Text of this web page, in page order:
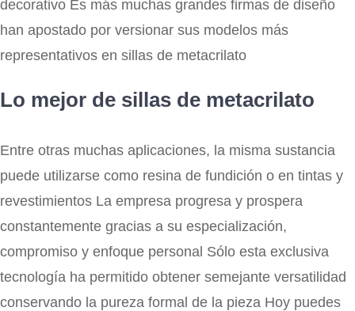
decorativo Es más muchas grandes firmas de diseño
han apostado por versionar sus modelos más
representativos en sillas de metacrilato
Lo mejor de sillas de metacrilato
Entre otras muchas aplicaciones, la misma sustancia
puede utilizarse como resina de fundición o en tintas y
revestimientos La empresa progresa y prospera
constantemente gracias a su especialización,
compromiso y enfoque personal Sólo esta exclusiva
tecnología ha permitido obtener semejante versatilidad
conservando la pureza formal de la pieza Hoy puedes